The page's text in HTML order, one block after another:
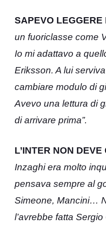
SAPEVO LEGGERE
un fuoriclasse come
Io mi adattavo a
Eriksson. A lui
cambiare modulo di
Avevo una lettura di
di arrivare prima”.
L’INTER NON DEVE
Inzaghi era molto
pensava sempre al
Simeone, Mancini…
l’avrebbe fatta